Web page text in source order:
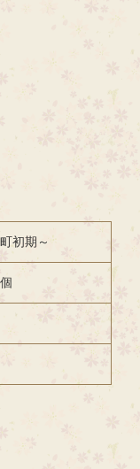
初期～